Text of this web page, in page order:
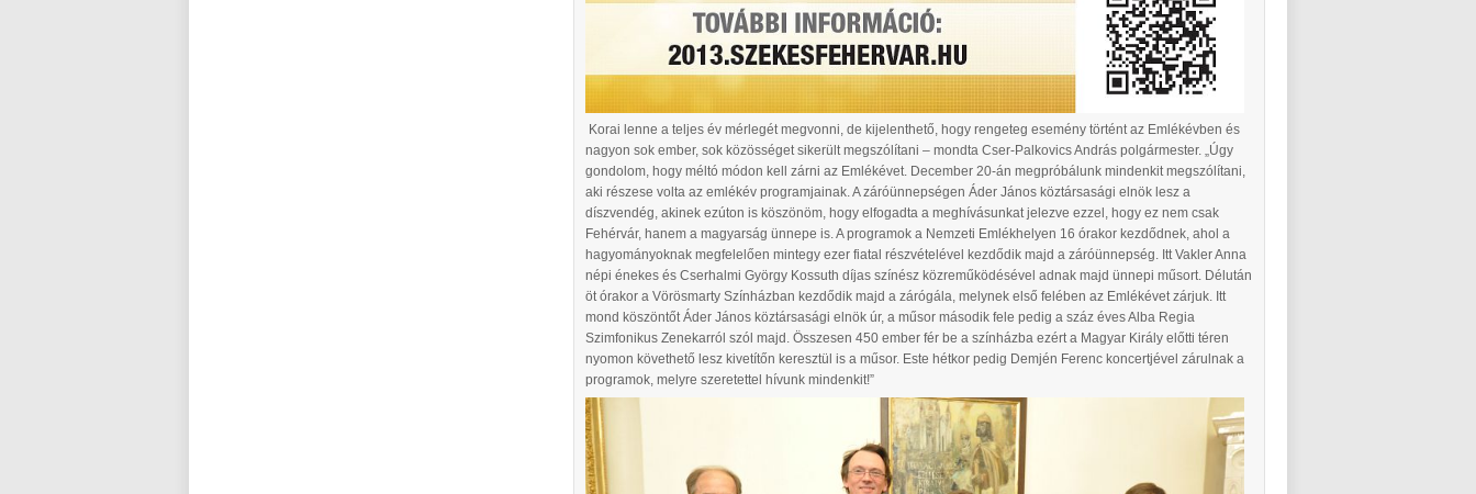
Korai lenne a teljes év mérlegét megvonni, de kijelenthető, hogy rengeteg esemény történt az Emlékévben és
nagyon sok ember, sok közösséget sikerült megszólítani – mondta Cser-Palkovics András polgármester. „Úgy
gondolom, hogy méltó módon kell zárni az Emlékévet. December 20-án megpróbálunk mindenkit megszólítani,
aki részese volta az emlékév programjainak. A záróünnepségen Áder János köztársasági elnök lesz a
díszvendég, akinek ezúton is köszönöm, hogy elfogadta a meghívásunkat jelezve ezzel, hogy ez nem csak
Fehérvár, hanem a magyarság ünnepe is. A programok a Nemzeti Emlékhelyen 16 órakor kezdődnek, ahol a
hagyományoknak megfelelően mintegy ezer fiatal részvételével kezdődik majd a záróünnepség. Itt Vakler Anna
népi énekes és Cserhalmi György Kossuth díjas színész közreműködésével adnak majd ünnepi műsort. Délután
öt órakor a Vörösmarty Színházban kezdődik majd a zárógála, melynek első felében az Emlékévet zárjuk. Itt
mond köszöntőt Áder János köztársasági elnök úr, a műsor második fele pedig a száz éves Alba Regia
Szimfonikus Zenekarról szól majd. Összesen 450 ember fér be a színházba ezért a Magyar Király előtti téren
nyomon követhető lesz kivetítőn keresztül is a műsor. Este hétkor pedig Demjén Ferenc koncertjével zárulnak a
programok, melyre szeretettel hívunk mindenkit!”